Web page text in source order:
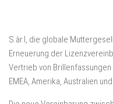
S.àr.l, die globale
Erneuerung der
Vertrieb von
EMEA, Amerika, Australien